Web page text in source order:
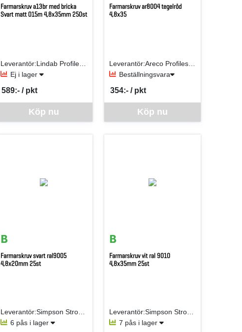
Farmarskruv a13br med bricka
Svart matt 015m 4,8x35mm 250st
Ej i lager
Köp nu
589:- / pkt
SEK per PKT
Farmarskruv ar8004 tegelröd
4,8x35
Leverantör:Areco Profiles AB
Beställningsvara
Köp nu
354:- / pkt
SEK per PKT
Farmarskruv svart ral9005
4,8x20mm 25st
6 pås i lager
Farmarskruv vit ral 9010
4,8x35mm 25st
Leverantör:Simpson Strong-Tie AB (fd Gunnebo)
7 pås i lager